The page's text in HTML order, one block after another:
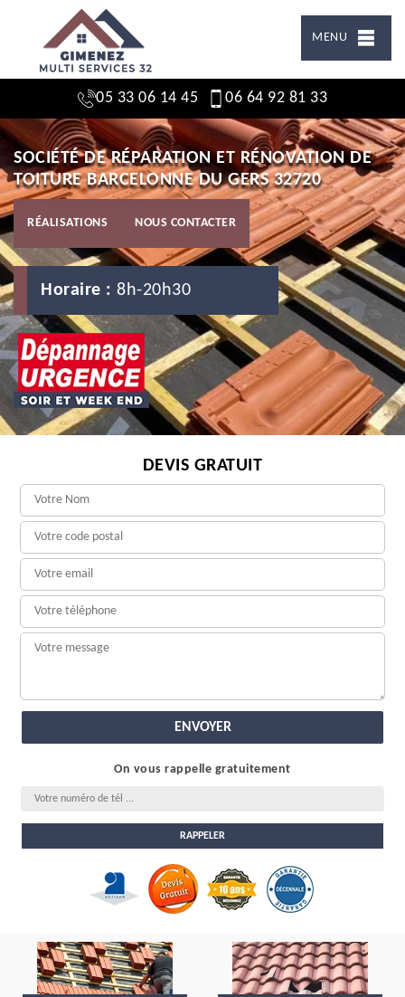
MENU
05 33 06 14 45 06 64 92 81 33
SOCIÉTÉ DE RÉPARATION ET RÉNOVATION DE
TOITURE BARCELONNE DU GERS 32720
RÉALISATIONS NOUS CONTACTER
Horaire : 8h-20h30
DEVIS GRATUIT
On vous rappelle gratuitement